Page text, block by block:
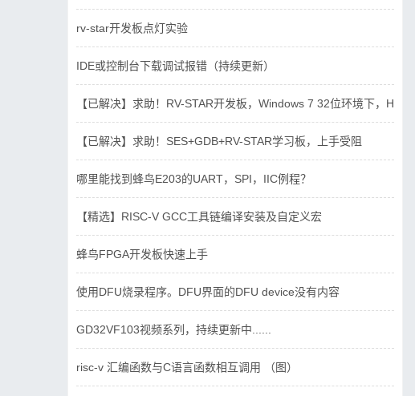
rv-star开发板点灯实验
IDE或控制台下载调试报错（持续更新）
【已解决】求助！RV-STAR开发板，Windows 7 32位环境下，
【已解决】求助！SES+GDB+RV-STAR学习板，上手受阻
哪里能找到蜂鸟E203的UART，SPI，IIC例程？
【精选】RISC-V GCC工具链编译安装及自定义宏
蜂鸟FPGA开发板快速上手
使用DFU烧录程序。DFU界面的DFU device没有内容
GD32VF103视频系列，持续更新中......
risc-v 汇编函数与C语言函数相互调用 （图）